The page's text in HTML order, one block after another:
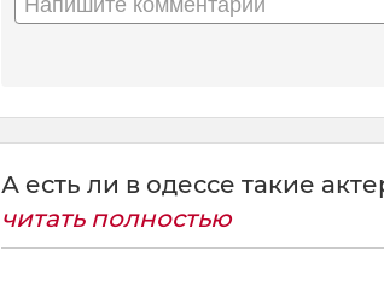
А есть ли в одессе такие
читать полностью